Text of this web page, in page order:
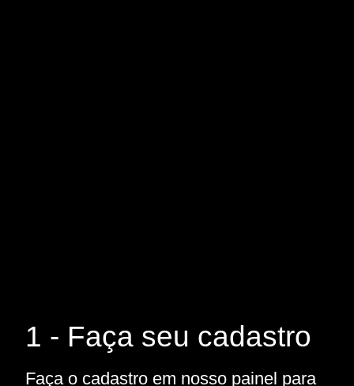
1 - Faça seu cadastro
Faça o cadastro em nosso painel para